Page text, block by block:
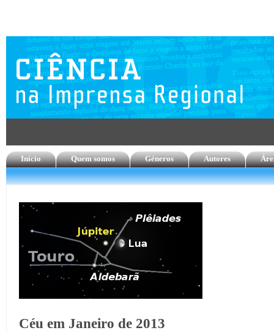
Início Quem somos Géneros Autores
Céu em Janeiro de 2013